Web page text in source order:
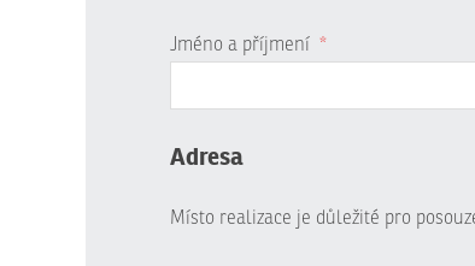
Jméno a příjmení *
Adresa
Místo realizace je důležité pro